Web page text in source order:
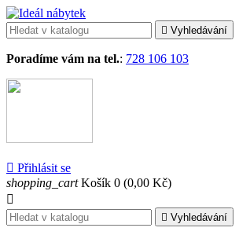
 Vyhledávání
Poradíme vám na tel.: 728 106 103
 Přihlásit se
shopping_cart Košík 0 (0,00 Kč)

 Vyhledávání